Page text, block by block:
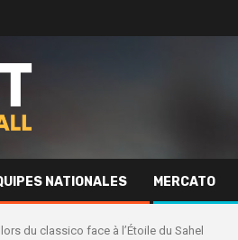
NATIONALES MERCATO
du classico face à l’Étoile du Sahel